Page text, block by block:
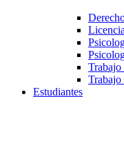
Trabajo
Estudiantes